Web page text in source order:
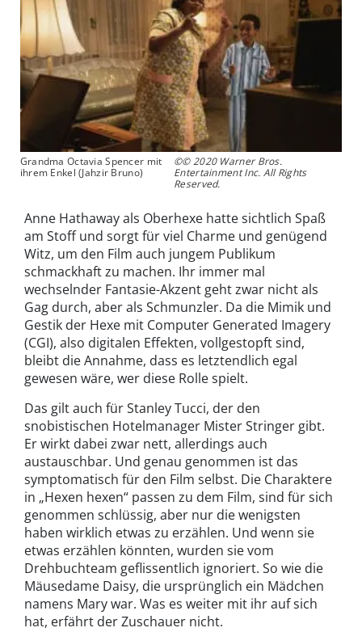
Grandma Octavia Spencer mit
ihrem Enkel (Jahzir Bruno)
©© 2020 Warner Bros.
Entertainment Inc. All Rights
Reserved.
Anne Hathaway als Oberhexe hatte sichtlich Spaß
am Stoff und sorgt für viel Charme und genügend
Witz, um den Film auch jungem Publikum
schmackhaft zu machen. Ihr immer mal
wechselnder Fantasie-Akzent geht zwar nicht als
Gag durch, aber als Schmunzler. Da die Mimik und
Gestik der Hexe mit Computer Generated Imagery
(CGI), also digitalen Effekten, vollgestopft sind,
bleibt die Annahme, dass es letztendlich egal
gewesen wäre, wer diese Rolle spielt.
Das gilt auch für Stanley Tucci, der den
snobistischen Hotelmanager Mister Stringer gibt.
Er wirkt dabei zwar nett, allerdings auch
austauschbar. Und genau genommen ist das
symptomatisch für den Film selbst. Die Charaktere
in „Hexen hexen“ passen zu dem Film, sind für sich
genommen schlüssig, aber nur die wenigsten
haben wirklich etwas zu erzählen. Und wenn sie
etwas erzählen könnten, wurden sie vom
Drehbuchteam geflissentlich ignoriert. So wie die
Mäusedame Daisy, die ursprünglich ein Mädchen
namens Mary war. Was es weiter mit ihr auf sich
hat, erfährt der Zuschauer nicht.